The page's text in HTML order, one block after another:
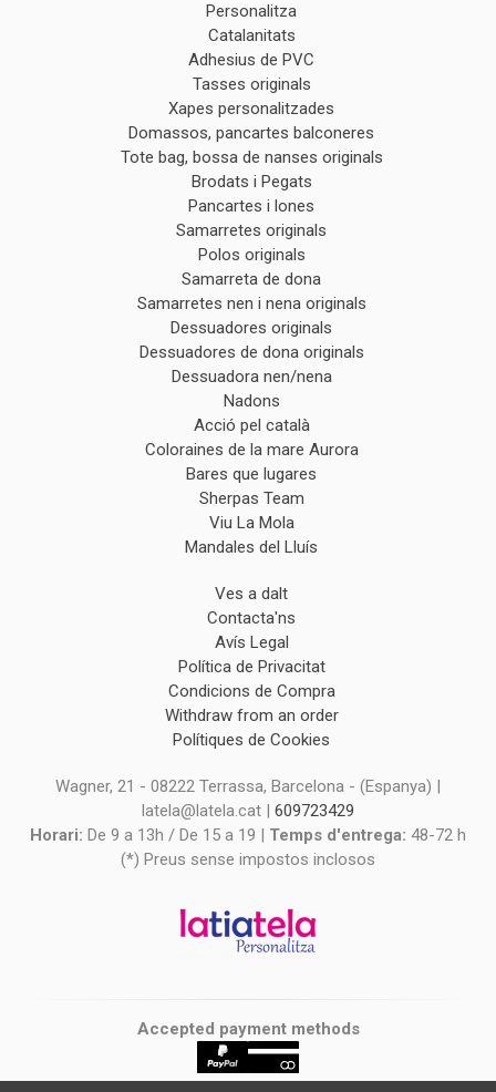
Personalitza
Catalanitats
Adhesius de PVC
Tasses originals
Xapes personalitzades
Domassos, pancartes balconeres
Tote bag, bossa de nanses originals
Brodats i Pegats
Pancartes i lones
Samarretes originals
Polos originals
Samarreta de dona
Samarretes nen i nena originals
Dessuadores originals
Dessuadores de dona originals
Dessuadora nen/nena
Nadons
Acció pel català
Coloraines de la mare Aurora
Bares que lugares
Sherpas Team
Viu La Mola
Mandales del Lluís
Ves a dalt
Contacta'ns
Avís Legal
Política de Privacitat
Condicions de Compra
Withdraw from an order
Polítiques de Cookies
Wagner, 21 - 08222 Terrassa, Barcelona - (Espanya) |
latela@latela.cat | 609723429
Horari: De 9 a 13h / De 15 a 19 | Temps d'entrega: 48-72 h
(*) Preus sense impostos inclosos
Accepted payment methods